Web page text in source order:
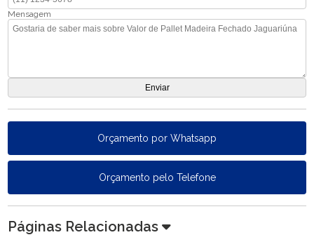
Mensagem
Orçamento por Whatsapp
Orçamento pelo Telefone
Páginas Relacionadas